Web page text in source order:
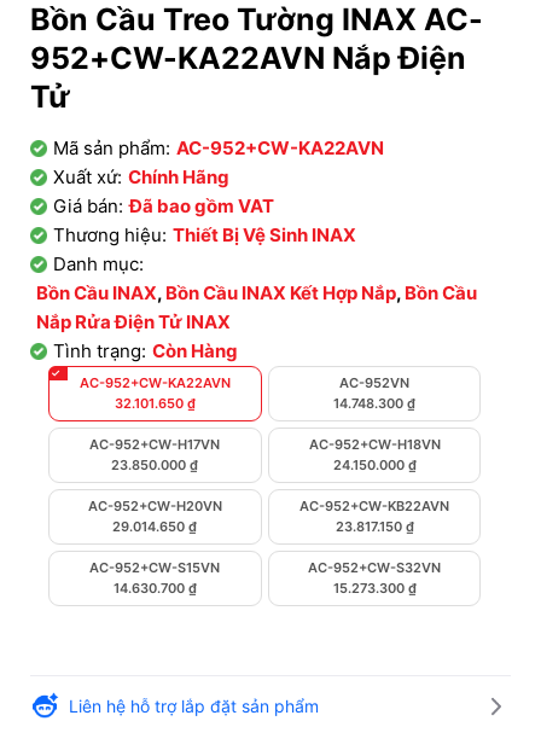
Bồn Cầu Treo Tường INAX AC-
952+CW-KA22AVN Nắp Điện
Tử
Mã sản phẩm: AC-952+CW-KA22AVN
Xuất xứ: Chính Hãng
Giá bán: Đã bao gồm VAT
Thương hiệu: Thiết Bị Vệ Sinh INAX
Danh mục:
Bồn Cầu INAX, Bồn Cầu INAX Kết Hợp Nắp, Bồn Cầu
Nắp Rửa Điện Tử INAX
Tình trạng: Còn Hàng
AC-952+CW-KA22AVN
32.101.650 ₫
AC-952VN
14.748.300₫
AC-952+CW-H17VN
23.850.000₫
AC-952+CW-H18VN
24.150.000 ₫
AC-952+CW-H20VN
29.014.650₫
AC-952+CW-KB22AVN
23.817.150 ₫
AC-952+CW-S15VN
14.630.700 ₫
AC-952+CW-S32VN
15.273.300 ₫
Liên hệ hỗ trợ lắp đặt sản phẩm